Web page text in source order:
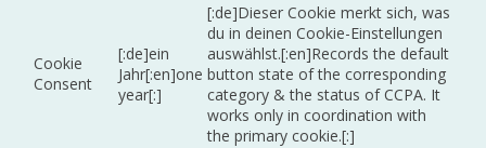
Cookie
Consent
[:de]ein
Jahr[:en]one
year[:]
[:de]Dieser Cookie merkt sich, was
du in deinen Cookie-Einstellungen
auswählst.[:en]Records the default
button state of the corresponding
category & the status of CCPA. It
works only in coordination with
the primary cookie.[:]